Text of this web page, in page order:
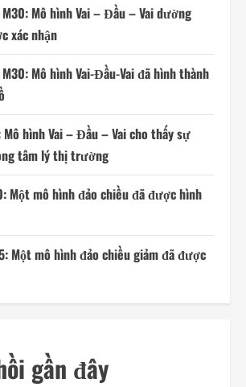
M30: Mô hình Vai – Đầu – Vai dường
xác nhận
Mô hình Vai-Đầu-Vai đã hình thành
Mô hình Vai – Đầu – Vai cho thấy sự
tâm lý thị trường
Một mô hình đảo chiều đã được hình
Một mô hình đảo chiều giảm đã được
gần đây